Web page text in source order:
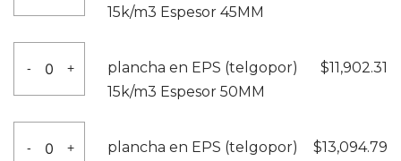
Espesor
40MM
cantidad
EPS
(telgopor)
15k/m3
Espesor
45MM
cantidad
15k/m3 Espesor 45MM
-
EPS
(telgopor)
15k/m3
+
plancha en EPS (telgopor)
15k/m3 Espesor 50MM
$11,902.31
- +
plancha en EPS (telgopor)
$13,094.79